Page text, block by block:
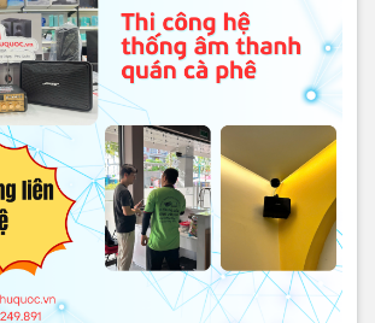
thanh quán cà phê
kém
vị trí, âm thanh bị dội hoặc loãng.
hợp diện tích quán.
đủ hoặc dư công suất.
thanh cho từng khu vực.
đúng kỹ thuật.